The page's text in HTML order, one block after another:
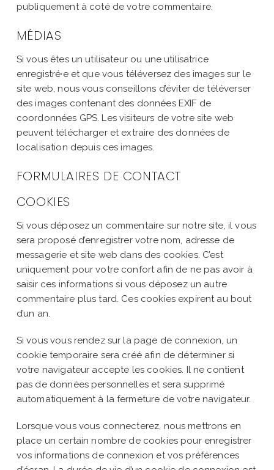
publiquement à coté de votre commentaire.
MÉDIAS
Si vous êtes un utilisateur ou une utilisatrice
enregistré·e et que vous téléversez des images sur le
site web, nous vous conseillons d’éviter de téléverser
des images contenant des données EXIF de
coordonnées GPS. Les visiteurs de votre site web
peuvent télécharger et extraire des données de
localisation depuis ces images.
FORMULAIRES DE CONTACT
COOKIES
Si vous déposez un commentaire sur notre site, il vous
sera proposé d’enregistrer votre nom, adresse de
messagerie et site web dans des cookies. C’est
uniquement pour votre confort afin de ne pas avoir à
saisir ces informations si vous déposez un autre
commentaire plus tard. Ces cookies expirent au bout
d’un an.
Si vous vous rendez sur la page de connexion, un
cookie temporaire sera créé afin de déterminer si
votre navigateur accepte les cookies. Il ne contient
pas de données personnelles et sera supprimé
automatiquement à la fermeture de votre navigateur.
Lorsque vous vous connecterez, nous mettrons en
place un certain nombre de cookies pour enregistrer
vos informations de connexion et vos préférences